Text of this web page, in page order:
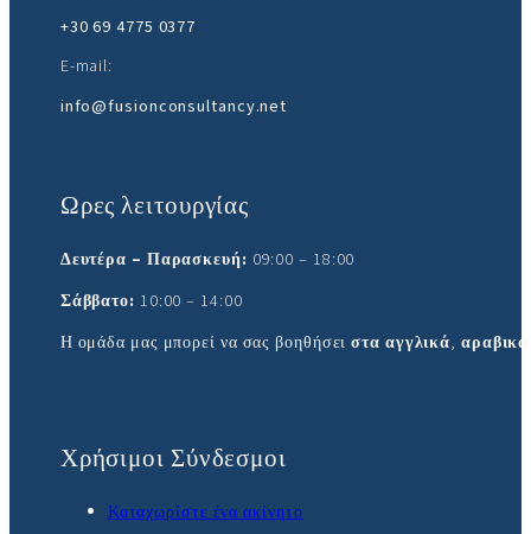
+30 69 4775 0377
E-mail:
info@fusionconsultancy.net
Ωρες λειτουργίας
Δευτέρα – Παρασκευή: 09:00 – 18:00
Σάββατο: 10:00 – 14:00
Η ομάδα μας μπορεί να σας βοηθήσειστα αγγλικά, αραβικά
Χρήσιμοι Σύνδεσμοι
Καταχωρίστε ένα ακίνητο